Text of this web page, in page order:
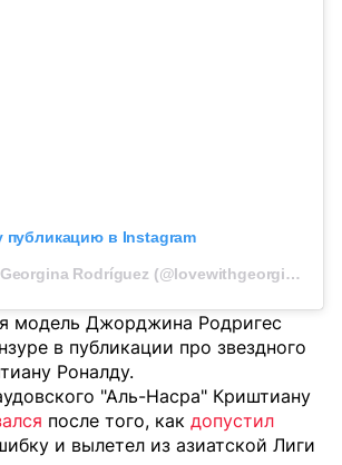
публикацию в Instagram
Публикация от Georgina Rodríguez (@lovewithgeorgina.7)
модель Джорджина Родригес
в публикации про звездного
Роналду.
"Аль-Насра" Криштиану
после того, как допустил
и вылетел из азиатской Лиги